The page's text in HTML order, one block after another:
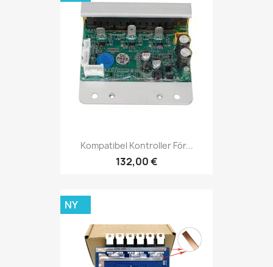
Kompatibel Kontroller För...
132,00 €
NY